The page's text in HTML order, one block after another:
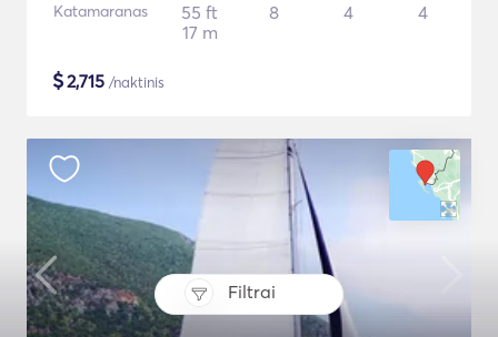
Filtrai
Katamaranas
55 ft
17 m
8 4 4
$2,715 /naktinis